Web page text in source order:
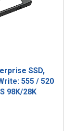
SSD,
555 / 520
98K/28K